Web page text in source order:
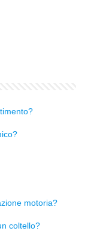
motoria?
coltello?